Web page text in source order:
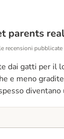
parents
recensioni
dai gatti per il
e meno